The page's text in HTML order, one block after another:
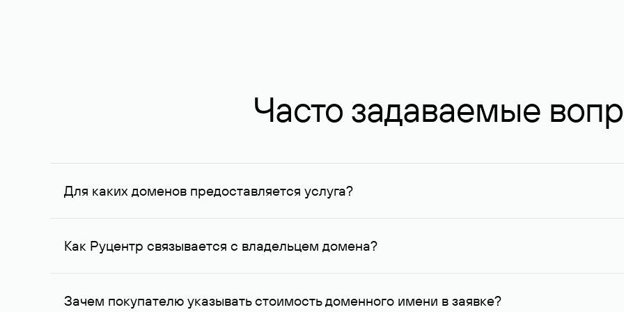
Часто задаваемые
Для каких доменов предоставляется услуга?
Услуга доступна для доменов, зарегистрированных в Руцентре и у других регистраторов. Для доменов,
Как Руцентр связывается с владельцем домена?
Для связи с владельцем домена используются его контактные данные, доступные Руцентру.
Зачем покупателю указывать стоимость доменного имени в заявке?